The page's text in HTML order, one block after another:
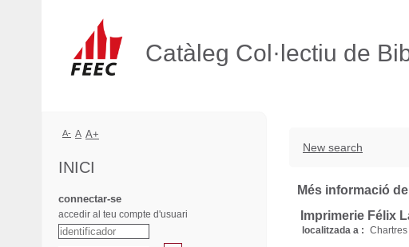
Catàleg Col·lectiu de
New search
Més informació
Imprimerie Félix
localitzada a : Chartres
A- A A+
INICI
connectar-se
accedir al teu compte d'usuari